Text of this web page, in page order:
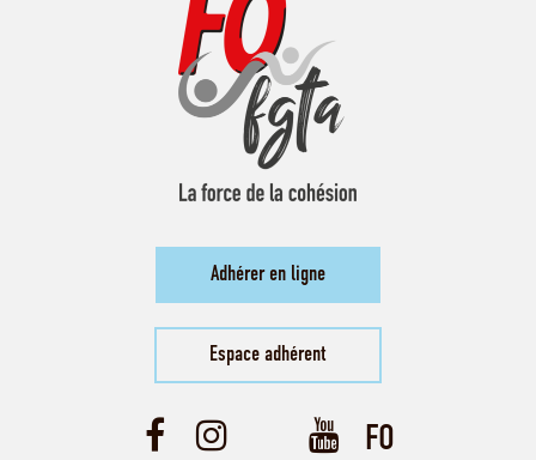
Adhérer en ligne
Espace adhérent